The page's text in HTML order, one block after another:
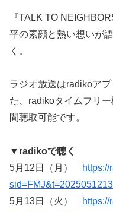
『TALK TO
平の素顔と熱い想いが
く。
ラジオ放送はradikoア
た、radikoタイムフリ
間聴取可能です。
▼radikoで聴く
5月12日（月）
5月13日（火）